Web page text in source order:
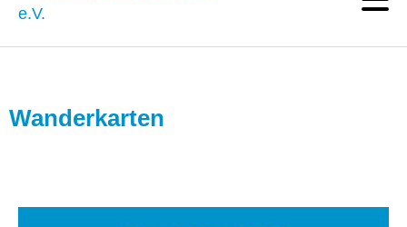
Wanderkarten